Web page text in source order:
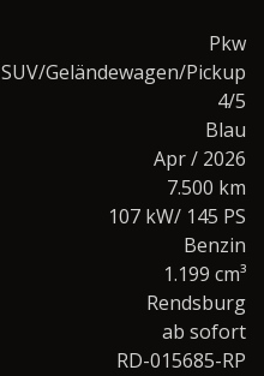
Pkw
SUV/Geländewagen/Pickup
4/5
Blau
Apr / 2026
7.500 km
107 kW/ 145 PS
Benzin
1.199 cm³
Rendsburg
ab sofort
RD-015685-RP